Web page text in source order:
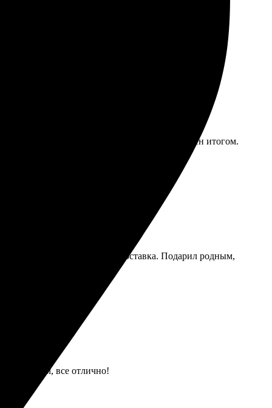
Процесс заказа был простым и интуитивным.
цвета яркие и насыщенные, очень доволен итогом.
качество и быстрая доставка. Подарил родным,
все отлично!